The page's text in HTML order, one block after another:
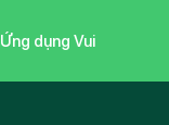
Ứng dụng Vui